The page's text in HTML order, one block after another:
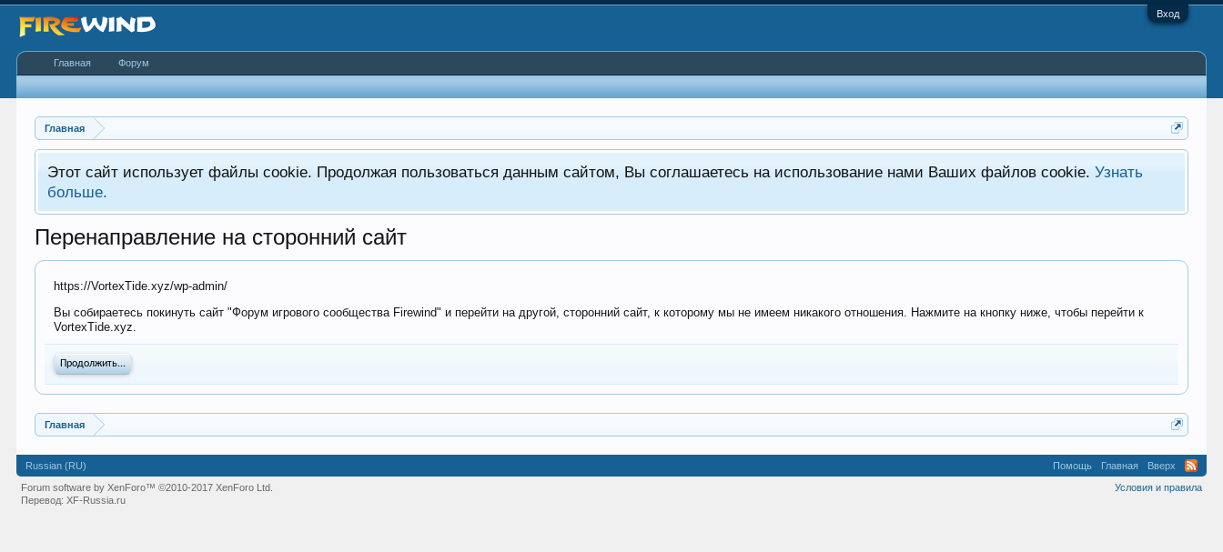
Вход
Главная
Этот сайт использует файлы cookie. Продолжая пользоваться данным сайтом, Вы соглашаетесь на использование нами Ваших файлов cookie.Узнать
больше.
Перенаправление на сторонний сайт
https://VortexTide.xyz/wp-admin/
Вы собираетесь покинуть сайт "Форум игрового сообщества Firewind" и перейти на другой, сторонний сайт, к которому мы не имеем никакого отношения. Нажмите на кнопку ниже, чтобы перейти к
VortexTide.xyz.
Продолжить...
Главная
Главная Форум
Russian (RU) Помощь Главная
Вверх
Условия и правила
Forum software by XenForo™©2010-2017 XenForo Ltd.
Перевод:XF-Russia.ru